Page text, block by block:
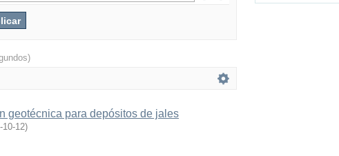
geotécnica para depósitos de jales
10-12)